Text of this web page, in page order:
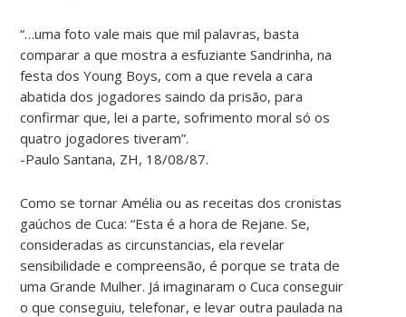
“…uma foto vale mais que mil palavras, basta
comparar a que mostra a esfuziante Sandrinha, na
festa dos Young Boys, com a que revela a cara
abatida dos jogadores saindo da prisão, para
confirmar que, lei a parte, sofrimento moral só os
quatro jogadores tiveram”.
-Paulo Santana, ZH, 18/08/87.
Como se tornar Amélia ou as receitas dos cronistas
gaúchos de Cuca: “Esta é a hora de Rejane. Se,
consideradas as circunstancias, ela revelar
sensibilidade e compreensão, é porque se trata de
uma Grande Mulher. Já imaginaram o Cuca conseguir
o que conseguiu, telefonar, e levar outra paulada na